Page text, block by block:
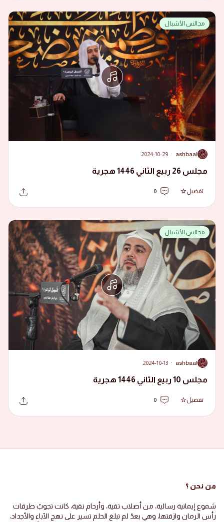
مجالس الأشبال
A
ashbaal
·
2024-10-29
مجلس 26 ربيع الثاني 1446 هجرية
تفضيل 0
مجالس الأشبال
A
ashbaal
·
2024-10-13
مجلس 10 ربيع الثاني 1446 هجرية
تفضيل 0
من نحن ؟
شموع إيمانية رسالية، من أصلاب تقية، وأرحام نقية، كانت تجوبُ طرقات
رأس الرمان وازقتها، وهي بعدُ لم تبلغ الحلم تسير على نهج الآباء والأجداد،